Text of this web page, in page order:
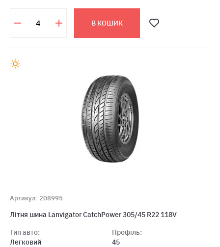
В КОШИК
Артикул: 208995
Лiтня шина Lanvigator CatchPower 305/45 R22 118V
Тип авто:
Легковий
Профіль:
45